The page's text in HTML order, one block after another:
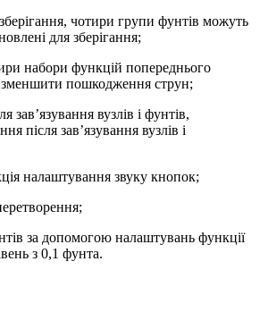
чотири групи фунтів можуть
для зберігання;
набори функцій попереднього
пошкодження струн;
зав’язування вузлів і фунтів,
після зав’язування вузлів і
налаштування звуку кнопок;
за допомогою налаштувань функції
з 0,1 фунта.